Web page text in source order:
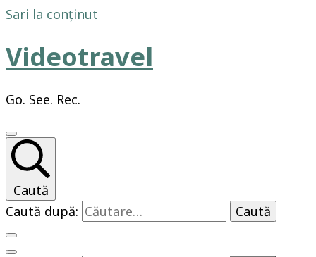
Sari la conținut
Videotravel
Go. See. Rec.
Caută
Caută după: